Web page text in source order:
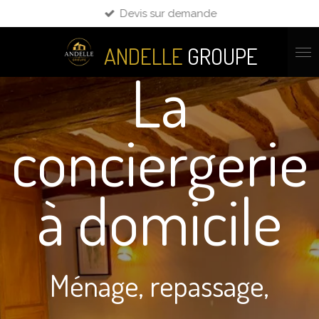
au
ANDELLE GROUPE
Devis sur demande
La
conciergerie
à domicile
Ménage, repassage,